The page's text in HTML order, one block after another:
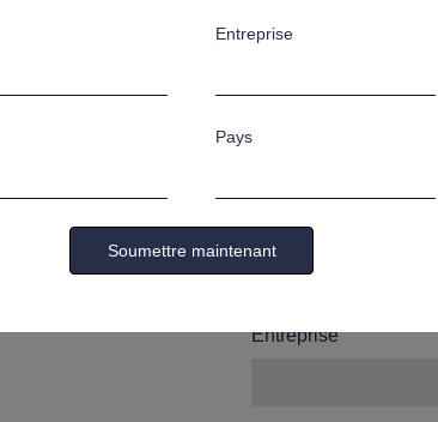
vous
Nom
Entreprise
Entreprise
Pays
Soumettre maintenant